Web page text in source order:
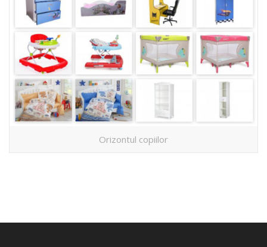
Orizontul copiilor